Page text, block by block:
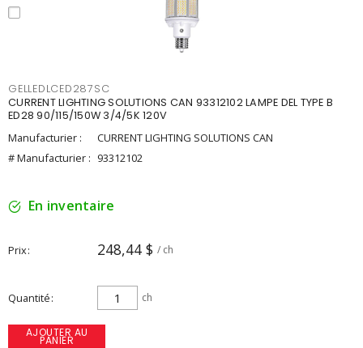
GELLEDLCED287SC
CURRENT LIGHTING SOLUTIONS CAN 93312102 LAMPE DEL TYPE B
ED28 90/115/150W 3/4/5K 120V
Manufacturier :
CURRENT LIGHTING SOLUTIONS CAN
# Manufacturier : 93312102
En inventaire
Prix 248,44 $ / ch
Quantité ch
AJOUTER AU
PANIER